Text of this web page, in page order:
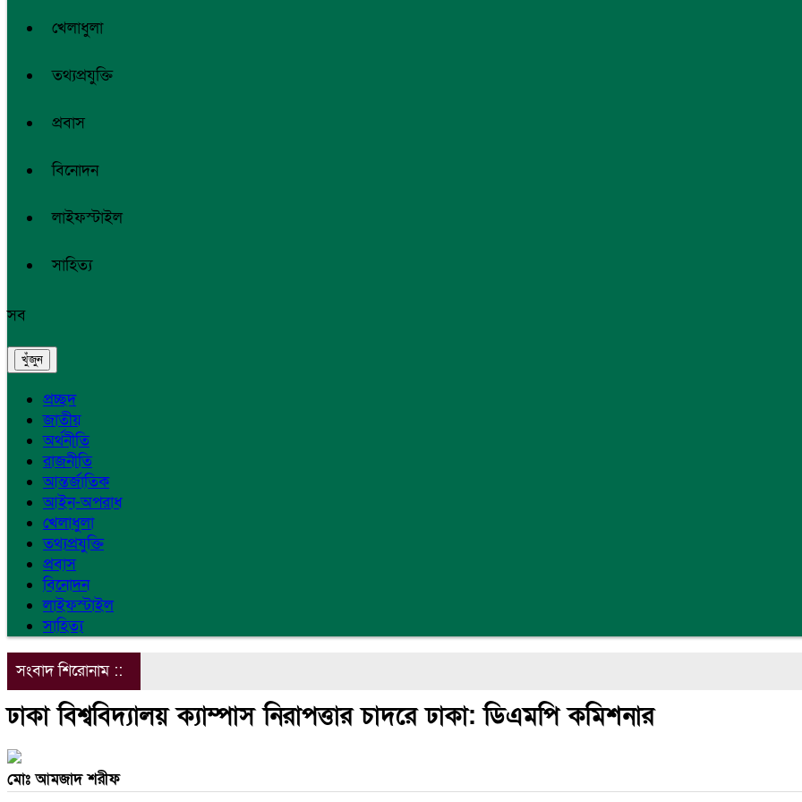
খেলাধুলা
তথ্যপ্রযুক্তি
প্রবাস
বিনোদন
লাইফস্টাইল
সাহিত্য
সব
প্রচ্ছদ
জাতীয়
অর্থনীতি
রাজনীতি
আন্তর্জাতিক
আইন-অপরাধ
খেলাধুলা
তথ্যপ্রযুক্তি
প্রবাস
বিনোদন
লাইফস্টাইল
সাহিত্য
সংবাদ শিরোনাম ::
ঢাকা বিশ্ববিদ্যালয় ক্যাম্পাস নিরাপত্তার চাদরে ঢাকা: ডিএমপি কমিশনার
মোঃ আমজাদ শরীফ